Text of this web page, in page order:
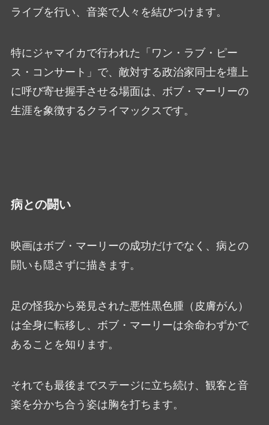
ライブを行い、音楽で人々を結びつけます。
特にジャマイカで行われた「ワン・ラブ・ピー
ス・コンサート」で、敵対する政治家同士を壇上
に呼び寄せ握手させる場面は、ボブ・マーリーの
生涯を象徴するクライマックスです。
病との闘い
映画はボブ・マーリーの成功だけでなく、病との
闘いも隠さずに描きます。
足の怪我から発見された悪性黒色腫（皮膚がん）
は全身に転移し、ボブ・マーリーは余命わずかで
あることを知ります。
それでも最後までステージに立ち続け、観客と音
楽を分かち合う姿は胸を打ちます。